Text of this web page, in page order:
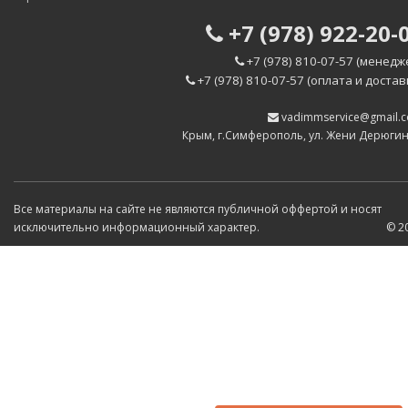
+7 (978) 922-20-
+7 (978) 810-07-57
+7 (978) 810-07-57 (оплата и
Крым, г.Симферополь, ул. Жени
Все материалы на сайте не являются публичной оффертой и носят
исключительно информационный характер.
©